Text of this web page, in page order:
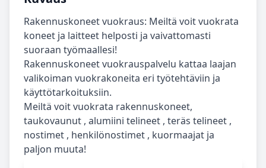
Rakennuskoneet vuokraus: Meiltä voit vuokrata
koneet ja laitteet helposti ja vaivattomasti
suoraan työmaallesi!
Rakennuskoneet vuokrauspalvelu kattaa laajan
valikoiman vuokrakoneita eri työtehtäviin ja
käyttötarkoituksiin.
Meiltä voit vuokrata rakennuskoneet,
taukovaunut , alumiini telineet , teräs telineet ,
nostimet , henkilönostimet , kuormaajat ja
paljon muuta!